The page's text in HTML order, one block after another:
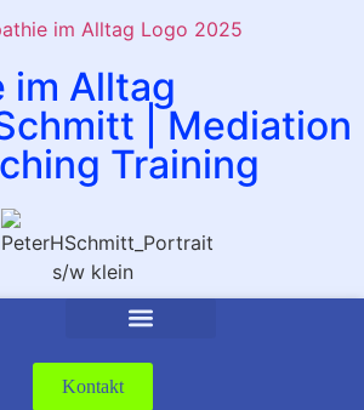
im Alltag
| Mediation
Training
Kontakt